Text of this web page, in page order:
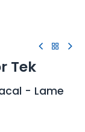
Tek
- Lame